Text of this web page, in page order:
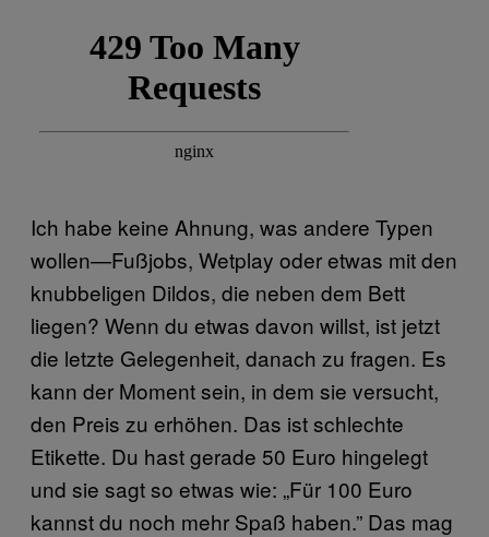
Ich habe keine Ahnung, was andere Typen
wollen—Fußjobs, Wetplay oder etwas mit den
knubbeligen Dildos, die neben dem Bett
liegen? Wenn du etwas davon willst, ist jetzt
die letzte Gelegenheit, danach zu fragen. Es
kann der Moment sein, in dem sie versucht,
den Preis zu erhöhen. Das ist schlechte
Etikette. Du hast gerade 50 Euro hingelegt
und sie sagt so etwas wie: „Für 100 Euro
kannst du noch mehr Spaß haben.” Das mag